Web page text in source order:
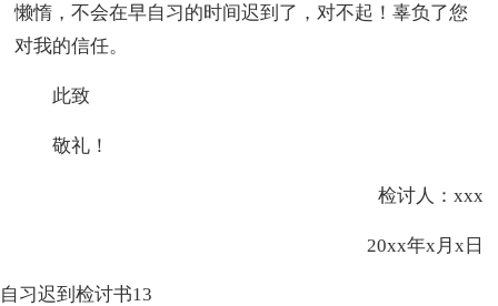
懒惰，不会在早自习的时间迟到了，对不起！辜负了您
对我的信任。
此致
敬礼！
检讨人：xxx
20xx年x月x日
自习迟到检讨书13